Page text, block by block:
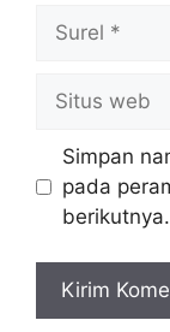
web
Simpan
pada
berikutnya.